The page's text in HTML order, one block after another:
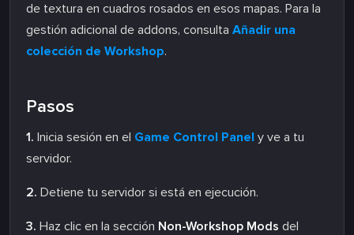
de textura en cuadros rosados en esos mapas. Para la
gestión adicional de addons, consulta Añadir una
colección de Workshop.
Pasos
1. Inicia sesión en el Game Control Panel y ve a tu
servidor.
2. Detiene tu servidor si está en ejecución.
3. Haz clic en la sección Non-Workshop Mods del